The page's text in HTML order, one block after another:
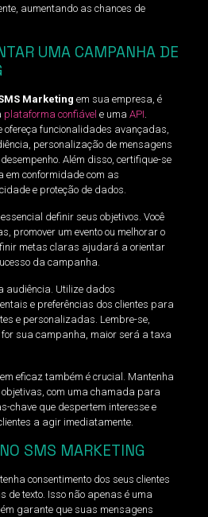
aumentando as chances de
UMA CAMPANHA DE
Marketing em sua empresa, é
plataforma confiável e uma API
ofereça funcionalidades avançadas,
personalização de mensagens
Além disso, certifique-se
em conformidade com as
e proteção de dados.
definir seus objetivos. Você
promover um evento ou melhorar o
metas claras ajudará a orientar
da campanha.
audiência. Utilize dados
e preferências dos clientes para
e personalizadas. Lembre-se,
sua campanha, maior será a taxa
eficaz também é crucial. Mantenha
com uma chamada para
chave que despertem interesse e
a agir imediatamente.
SMS MARKETING
consentimento dos seus clientes
de texto. Isso não apenas é uma
garante que suas mensagens